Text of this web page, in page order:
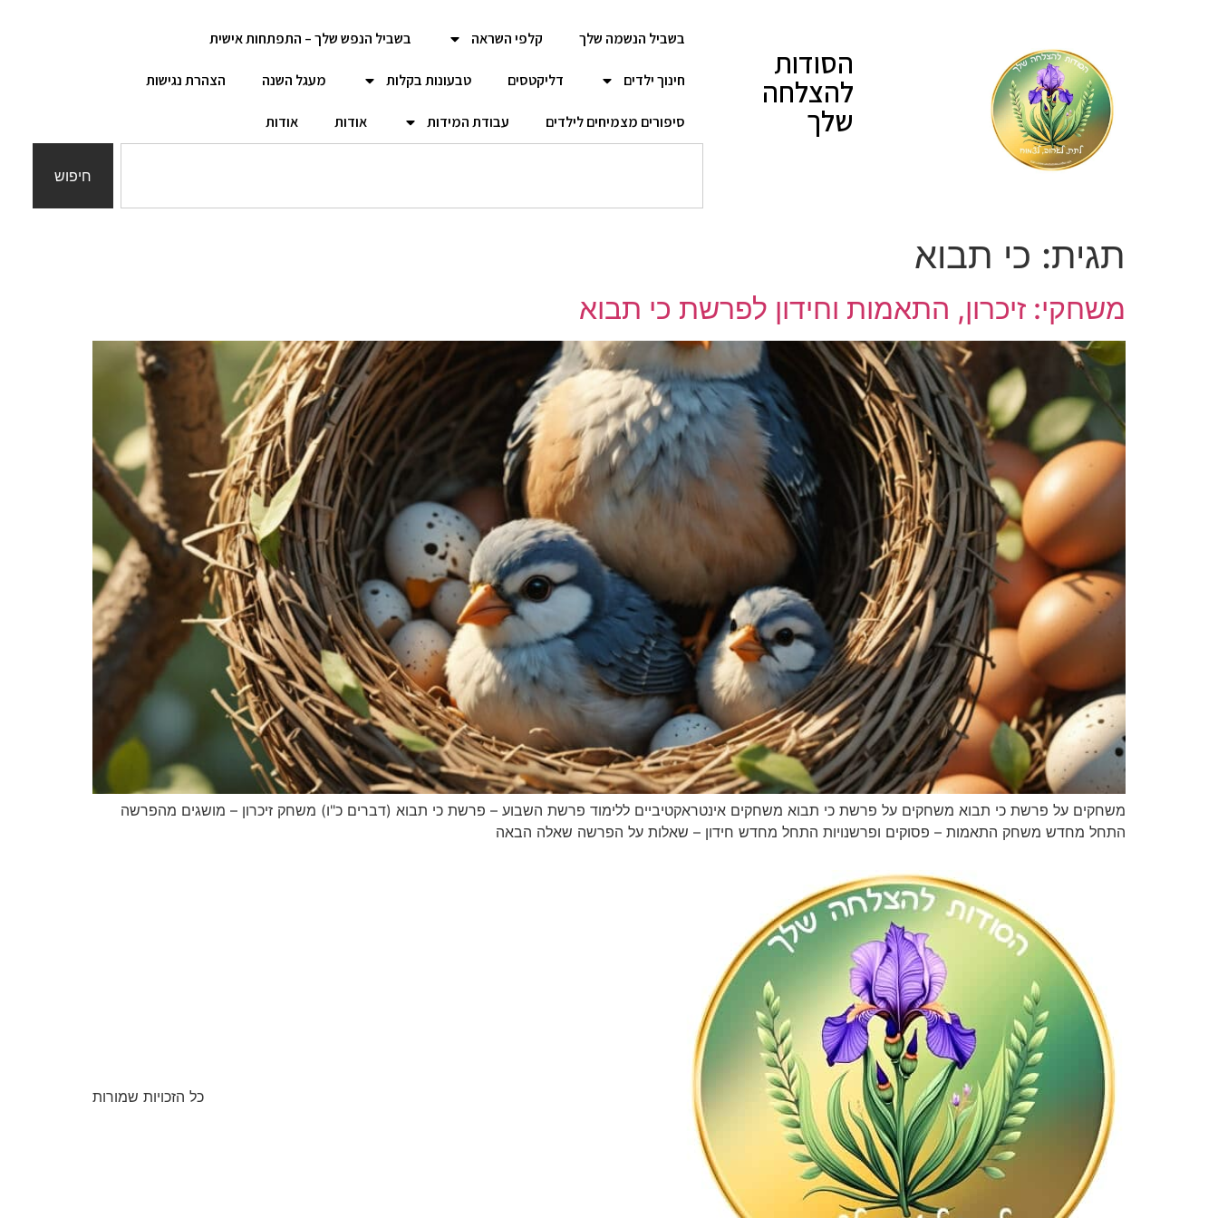
הסודות
להצלחה
שלך
בשביל הנשמה שלך קלפי השראה בשביל הנפש שלך – התפתחות אישית
חינוך ילדים דליקטסים טבעונות בקלות מעגל השנה הצהרת נגישות
סיפורים מצמיחים לילדים עבודת המידות אודות אודות
חיפוש
תגית: כי תבוא
משחקי: זיכרון, התאמות וחידון לפרשת כי תבוא
משחקים על פרשת כי תבוא משחקים על פרשת כי תבוא משחקים אינטראקטיביים ללימוד פרשת השבוע – פרשת כי תבוא (דברים כ"ו) משחק זיכרון – מושגים מהפרשה
התחל מחדש משחק התאמות – פסוקים ופרשנויות התחל מחדש חידון – שאלות על הפרשה שאלה הבאה
כל הזכויות שמורות